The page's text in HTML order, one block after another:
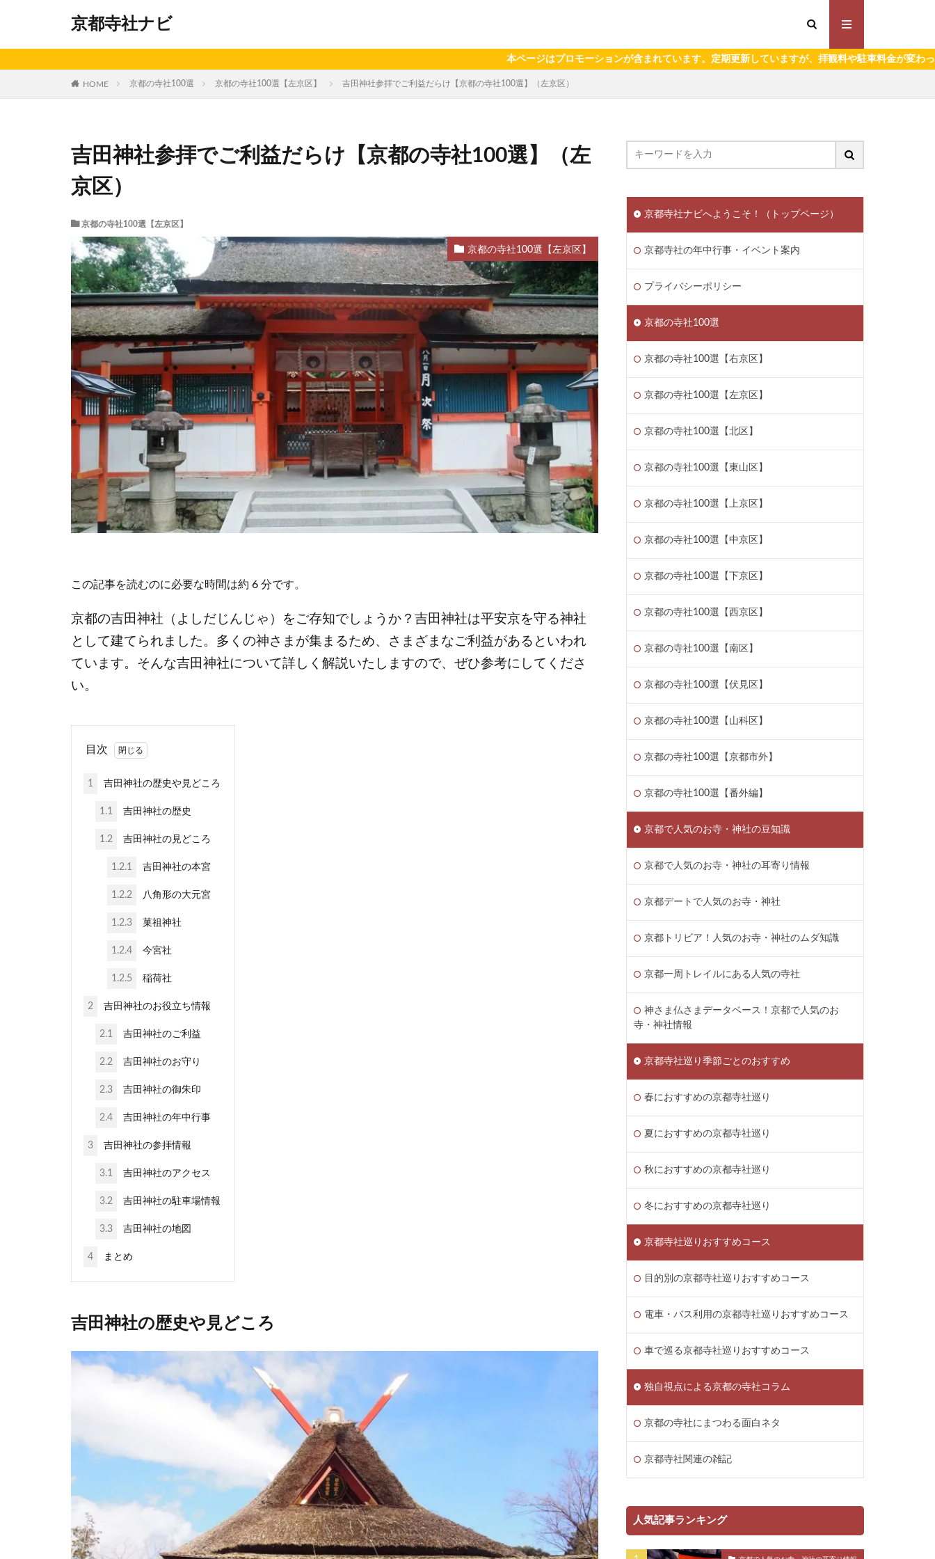
京都寺社ナビ
本ページはプロモーションが含まれています。定期更新していますが、拝観料や駐車料金が変わっている場合がありますの
HOME 京都の寺社100選 京都の寺社100選【左京区】 吉田神社参拝でご利益だらけ【京都の寺社100選】（左京区）
吉田神社参拝でご利益だらけ【京都の寺社100選】（左
京区）
京都の寺社100選【左京区】
京都の寺社100選【左京区】
この記事を読むのに必要な時間は約 6 分です。
京都の吉田神社（よしだじんじゃ）をご存知でしょうか？吉田神社は平安京を守る神社
として建てられました。多くの神さまが集まるため、さまざまなご利益があるといわれ
ています。そんな吉田神社について詳しく解説いたしますので、ぜひ参考にしてくださ
い。
目次
1 吉田神社の歴史や見どころ
1.1 吉田神社の歴史
1.2 吉田神社の見どころ
1.2.1 吉田神社の本宮
1.2.2 八角形の大元宮
1.2.3 菓祖神社
1.2.4 今宮社
1.2.5 稲荷社
2 吉田神社のお役立ち情報
2.1 吉田神社のご利益
2.2 吉田神社のお守り
2.3 吉田神社の御朱印
2.4 吉田神社の年中行事
3 吉田神社の参拝情報
3.1 吉田神社のアクセス
3.2 吉田神社の駐車場情報
3.3 吉田神社の地図
4 まとめ
吉田神社の歴史や見どころ
京都寺社ナビへようこそ！（トップページ）
京都寺社の年中行事・イベント案内
プライバシーポリシー
京都の寺社100選
京都の寺社100選【右京区】
京都の寺社100選【左京区】
京都の寺社100選【北区】
京都の寺社100選【東山区】
京都の寺社100選【上京区】
京都の寺社100選【中京区】
京都の寺社100選【下京区】
京都の寺社100選【西京区】
京都の寺社100選【南区】
京都の寺社100選【伏見区】
京都の寺社100選【山科区】
京都の寺社100選【京都市外】
京都の寺社100選【番外編】
京都で人気のお寺・神社の豆知識
京都で人気のお寺・神社の耳寄り情報
京都デートで人気のお寺・神社
京都トリビア！人気のお寺・神社のムダ知識
京都一周トレイルにある人気の寺社
神さま仏さまデータベース！京都で人気のお
寺・神社情報
京都寺社巡り季節ごとのおすすめ
春におすすめの京都寺社巡り
夏におすすめの京都寺社巡り
秋におすすめの京都寺社巡り
冬におすすめの京都寺社巡り
京都寺社巡りおすすめコース
目的別の京都寺社巡りおすすめコース
電車・バス利用の京都寺社巡りおすすめコース
車で巡る京都寺社巡りおすすめコース
独自視点による京都の寺社コラム
京都の寺社にまつわる面白ネタ
京都寺社関連の雑記
人気記事ランキング